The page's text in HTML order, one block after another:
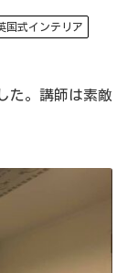
国式インテリア
た。講師は素敵